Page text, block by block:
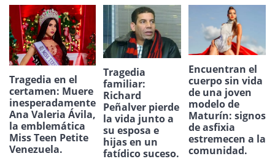
Tragedia en el
certamen: Muere
inesperadamente
Ana Valeria Ávila,
la emblemática
Miss Teen Petite
Venezuela.
Tragedia
familiar:
Richard
Peñalver pierde
la vida junto a
su esposa e
hijas en un
fatídico suceso.
Encuentran el
cuerpo sin vida
de una joven
modelo de
Maturín: signos
de asfixia
estremecen a la
comunidad.